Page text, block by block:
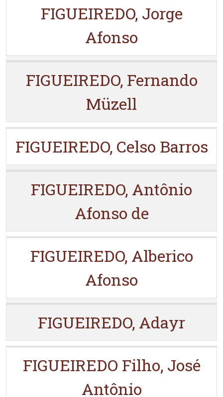
FIGUEIREDO, Jorge
Afonso
FIGUEIREDO, Fernando
Müzell
FIGUEIREDO, Celso Barros
FIGUEIREDO, Antônio
Afonso de
FIGUEIREDO, Alberico
Afonso
FIGUEIREDO, Adayr
FIGUEIREDO Filho, José
Antônio